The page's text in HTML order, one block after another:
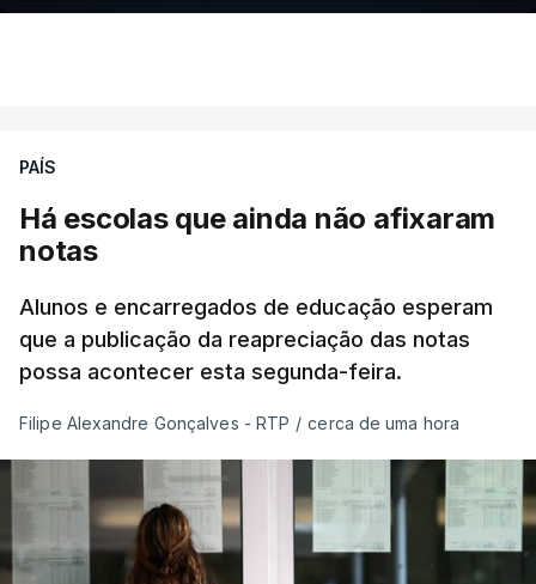
PAÍS
Há escolas que ainda não afixaram
notas
Alunos e encarregados de educação esperam
que a publicação da reapreciação das notas
possa acontecer esta segunda-feira.
Filipe Alexandre Gonçalves - RTP / cerca de uma hora